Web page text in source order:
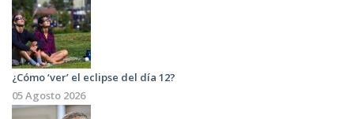
¿Cómo ‘ver’ el eclipse del día 12?
05 Agosto 2026